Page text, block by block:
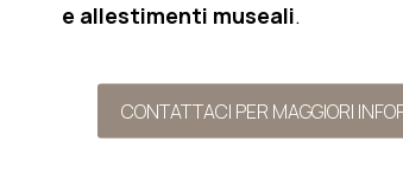
e allestimenti museali.
CONTATTACI PER MAGGIORI